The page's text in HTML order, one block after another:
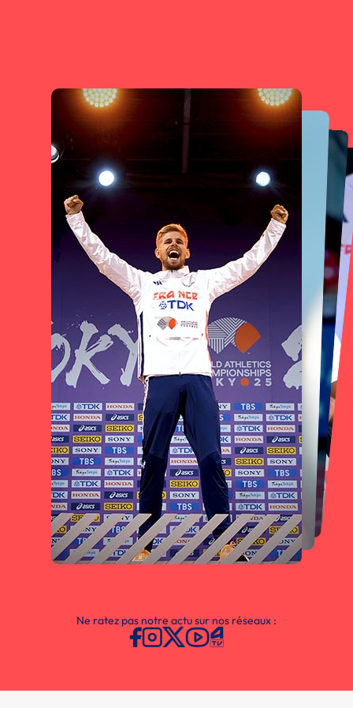
Ne ratez pas notre actu sur nos réseaux :